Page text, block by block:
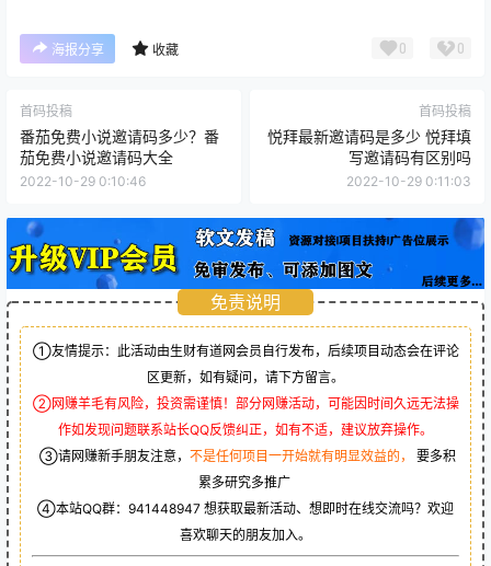
海报分享 收藏 0 0
首码投稿
番茄免费小说邀请码多少？番
茄免费小说邀请码大全
2022-10-29 0:10:46
首码投稿
悦拜最新邀请码是多少 悦拜填
写邀请码有区别吗
2022-10-29 0:11:03
免责说明
①友情提示：此活动由生财有道网会员自行发布，后续项目动态会在评论
区更新，如有疑问，请下方留言。
②网赚羊毛有风险，投资需谨慎！部分网赚活动，可能因时间久远无法操
作如发现问题联系站长QQ反馈纠正，如有不适，建议放弃操作。
③请网赚新手朋友注意， 不是任何项目一开始就有明显效益的，
要多积
累多研究多推广
④本站QQ群： 941448947 想获取最新活动、想即时在线交流吗？欢迎
喜欢聊天的朋友加入。